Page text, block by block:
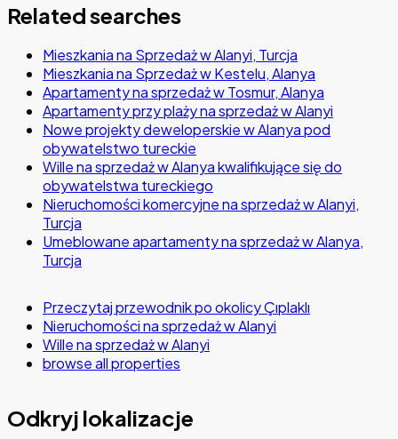
Related searches
Mieszkania na Sprzedaż w Alanyi, Turcja
Mieszkania na Sprzedaż w Kestelu, Alanya
Apartamenty na sprzedaż w Tosmur, Alanya
Apartamenty przy plaży na sprzedaż w Alanyi
Nowe projekty deweloperskie w Alanya pod
obywatelstwo tureckie
Wille na sprzedaż w Alanya kwalifikujące się do
obywatelstwa tureckiego
Nieruchomości komercyjne na sprzedaż w Alanyi,
Turcja
Umeblowane apartamenty na sprzedaż w Alanya,
Turcja
Przeczytaj przewodnik po okolicy Çıplaklı
Nieruchomości na sprzedaż w Alanyi
Wille na sprzedaż w Alanyi
browse all properties
Odkryj lokalizacje